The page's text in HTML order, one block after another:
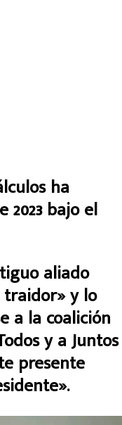
ha
2023 bajo el
aliado
y lo
a la coalición
y a Juntos
presente